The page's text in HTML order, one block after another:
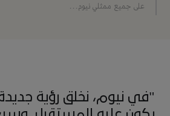
على جميع ممثلي نيوم...
"في نيوم، نخلق رؤية